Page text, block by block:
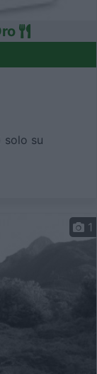
solo su
1